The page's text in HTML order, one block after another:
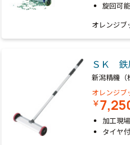
旋回可
オレンジ
ＳＫ 鉄
新潟精機（
オレンジブ
￥
加工現
タイヤ